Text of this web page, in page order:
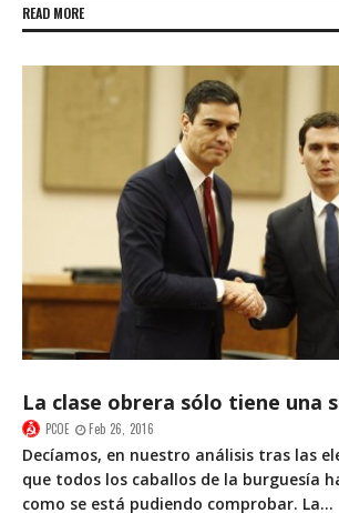
READ MORE
La clase obrera sólo tiene una
PCOE Feb 26, 2016
Decíamos, en nuestro análisis tras las
que todos los caballos de la burguesía
como se está pudiendo comprobar. La...